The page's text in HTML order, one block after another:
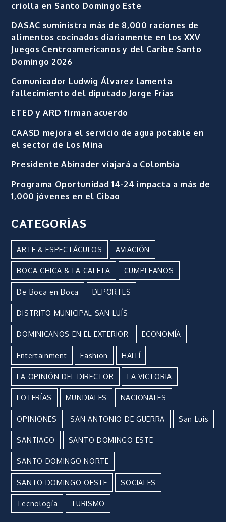
criolla en Santo Domingo Este
DASAC suministra más de 8,000 raciones de
alimentos cocinados diariamente en los XXV
Juegos Centroamericanos y del Caribe Santo
Domingo 2026
Comunicador Ludwig Álvarez lamenta
fallecimiento del diputado Jorge Frías
ETED y ARD firman acuerdo
CAASD mejora el servicio de agua potable en
el sector de Los Mina
Presidente Abinader viajará a Colombia
Programa Oportunidad 14-24 impacta a más de
1,000 jóvenes en el Cibao
CATEGORÍAS
ARTE & ESPECTÁCULOS AVIACIÓN
BOCA CHICA & LA CALETA CUMPLEAÑOS
De Boca en Boca DEPORTES
DISTRITO MUNICIPAL SAN LUÍS
DOMINICANOS EN EL EXTERIOR ECONOMÍA
Entertainment Fashion HAITÍ
LA OPINIÓN DEL DIRECTOR LA VICTORIA
LOTERÍAS MUNDIALES NACIONALES
OPINIONES SAN ANTONIO DE GUERRA San Luis
SANTIAGO SANTO DOMINGO ESTE
SANTO DOMINGO NORTE
SANTO DOMINGO OESTE SOCIALES
Tecnología TURISMO